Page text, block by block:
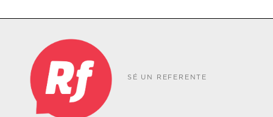
SÉ UN REFERENTE